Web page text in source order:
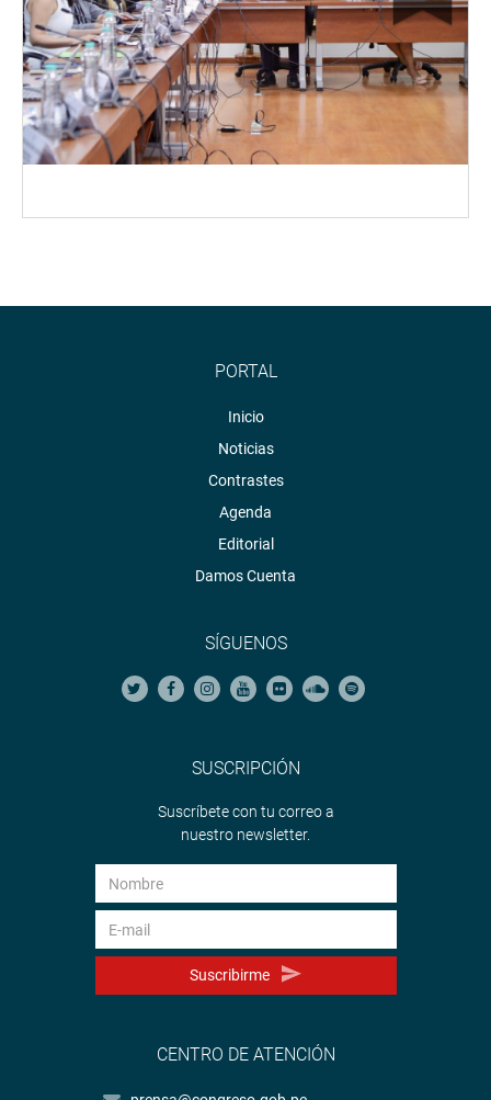
PORTAL
Inicio
Noticias
Contrastes
Agenda
Editorial
Damos Cuenta
SÍGUENOS
SUSCRIPCIÓN
Suscríbete con tu correo a
nuestro newsletter.
Suscribirme
CENTRO DE ATENCIÓN